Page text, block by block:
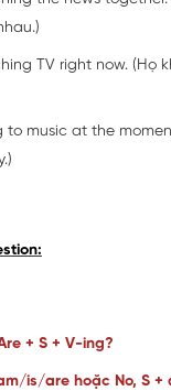
TV right now. (Họ
to music at the
+ S + V-ing?
is/are hoặc No, S